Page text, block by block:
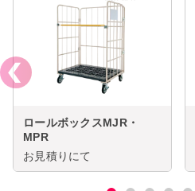
ロールボックスMJR・
MPR
お見積りにて